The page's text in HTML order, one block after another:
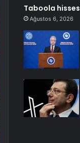
Taboola
Ağustos 6, 2026